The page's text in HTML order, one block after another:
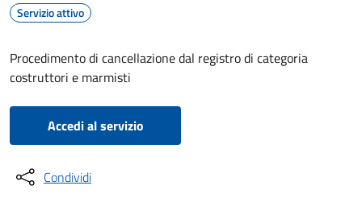
Servizio attivo
Procedimento di cancellazione dal registro di categoria
costruttori e marmisti
Accedi al servizio
Condividi